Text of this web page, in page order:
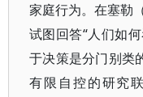
家庭行为。在塞勒
试图回答“人们如
于决策是分门别类
有限自控的研究